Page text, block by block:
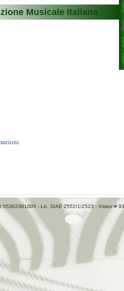
Musicale Italiana
05362381005 - Lic. SIAE 2552/1/2523 - Visitor #